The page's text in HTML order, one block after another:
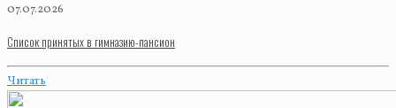
07.07.2026
Список принятых в гимназию-пансион
Читать